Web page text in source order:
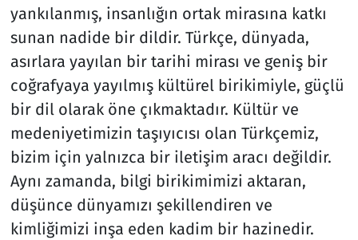
yankılanmış, insanlığın ortak mirasına katkı
sunan nadide bir dildir. Türkçe, dünyada,
asırlara yayılan bir tarihi mirası ve geniş bir
coğrafyaya yayılmış kültürel birikimiyle, güçlü
bir dil olarak öne çıkmaktadır. Kültür ve
medeniyetimizin taşıyıcısı olan Türkçemiz,
bizim için yalnızca bir iletişim aracı değildir.
Aynı zamanda, bilgi birikimimizi aktaran,
düşünce dünyamızı şekillendiren ve
kimliğimizi inşa eden kadim bir hazinedir.